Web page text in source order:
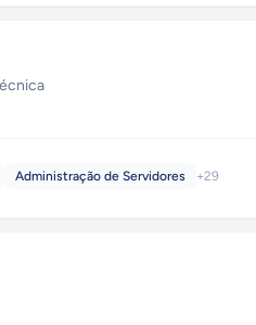
Administração de Servidores +29